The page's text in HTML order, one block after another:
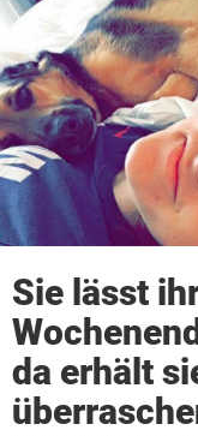
Sie lässt
da erhält